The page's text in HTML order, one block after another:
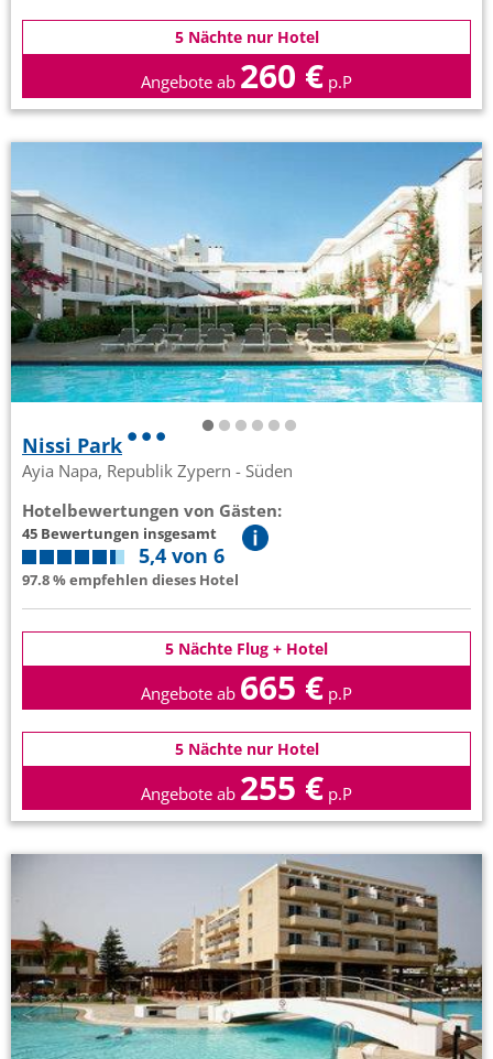
5 Nächte nur Hotel
Angebote ab 260 € p.P
Nissi Park
Ayia Napa, Republik Zypern - Süden
Hotelbewertungen von Gästen:
45 Bewertungen insgesamt
5,4 von 6
97.8 % empfehlen dieses Hotel
5 Nächte Flug + Hotel
Angebote ab 665 € p.P
5 Nächte nur Hotel
Angebote ab 255 € p.P